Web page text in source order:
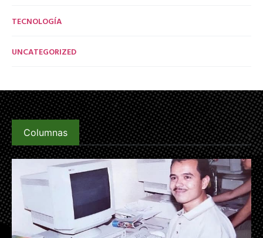
TECNOLOGÍA
UNCATEGORIZED
Columnas